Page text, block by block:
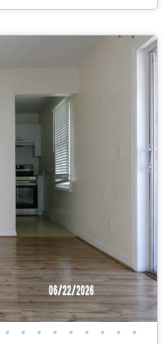
• • • • • • • • •